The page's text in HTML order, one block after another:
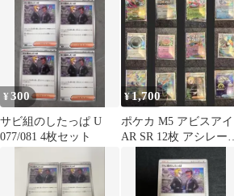
¥300
サビ組のしたっぱ U
077/081 4枚セット
¥1,700
ポケカ M5 アビスアイ
AR SR 12枚 アシレーヌ